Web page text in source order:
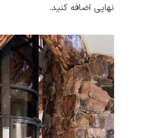
نهایی اضافه کنید.